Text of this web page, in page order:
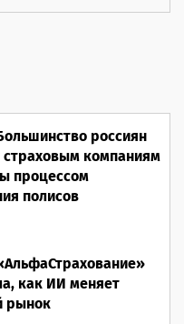
россиян
компаниям
процессом
полисов
как ИИ меняет
рынок